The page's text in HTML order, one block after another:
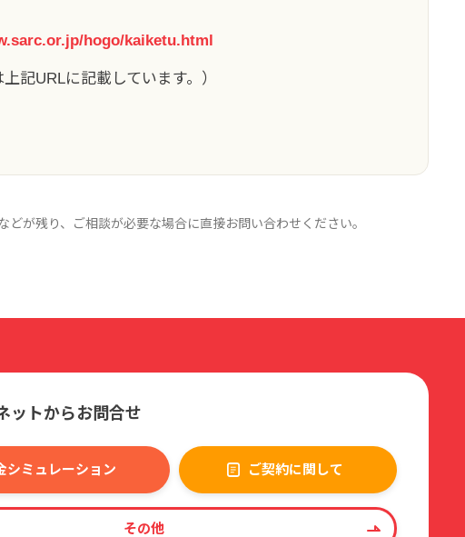
hogo/kaiketu.html
上記URLに記載しています。）
が残り、ご相談が必要な場合に直接お問い合わせください。
ットからお問合せ
シミュレーション ご契約に関して
その他